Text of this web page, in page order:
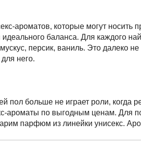
которые могут носить
баланса. Для каждого
персик, ваниль. Это далеко
него.
больше не играет роли, когда
по выгодным ценам. Для
парфюм из линейки унисекс.